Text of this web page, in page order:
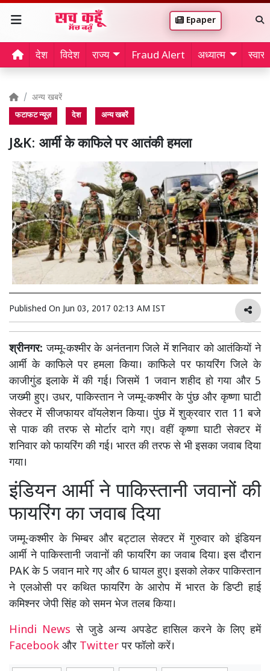
Epaper
देश विदेश राज्य Fraud Alert अध्यात्म
अन्य खबरें
फटाफट न्यूज़ देश अन्य खबरें
J&K: आर्मी के काफिले पर आतंकी हमला
Published On Jun 03, 2017 02:13 AM IST
श्रीनगर:जम्मू-कश्मीर के अनंतनाग जिले में शनिवार को आतंकियों ने
आर्मी के काफिले पर हमला किया। काफिले पर फायरिंग जिले के
काजीगुंड इलाके में की गई। जिसमें 1 जवान शहीद हो गया और 5
जख्मी हुए। उधर, पाकिस्तान ने जम्मू-कश्मीर के पुंछ और कृष्णा घाटी
सेक्टर में सीजफायर वॉयलेशन किया। पुंछ में शुक्रवार रात 11 बजे
से पाक की तरफ से मोर्टार दागे गए। वहीं कृष्णा घाटी सेक्टर में
शनिवार को फायरिंग की गई। भारत की तरफ से भी इसका जवाब दिया
गया।
इंडियन आर्मी ने पाकिस्तानी जवानों की
फायरिंग का जवाब दिया
जम्मू-कश्मीर के भिम्बर और बट्टाल सेक्टर में गुरुवार को इंडियन
आर्मी ने पाकिस्तानी जवानों की फायरिंग का जवाब दिया। इस दौरान
PAK के 5 जवान मारे गए और 6 घायल हुए। इसको लेकर पाकिस्तान
ने एलओसी पर कथित फायरिंग के आरोप में भारत के डिप्टी हाई
कमिश्नर जेपी सिंह को समन भेज तलब किया।
Hindi Newsसे जुडे अन्य अपडेट हासिल करने के लिए हमें
Facebook और Twitterपर फॉलो करें।